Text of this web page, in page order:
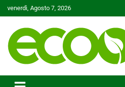
to
venerdì, Agosto 7, 2026
Ecoo.it